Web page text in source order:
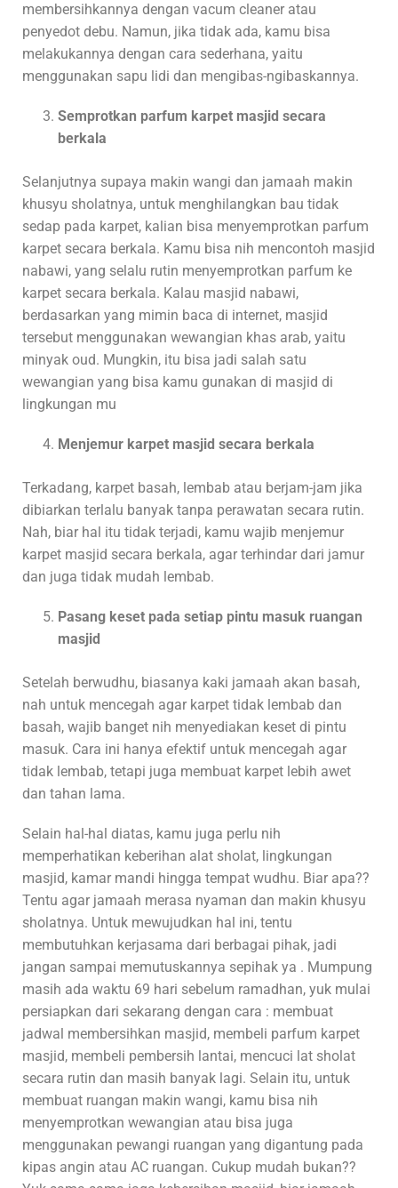
membersihkannya dengan vacum cleaner atau
penyedot debu. Namun, jika tidak ada, kamu bisa
melakukannya dengan cara sederhana, yaitu
menggunakan sapu lidi dan mengibas-ngibaskannya.
Semprotkan parfum karpet masjid secara
berkala
Selanjutnya supaya makin wangi dan jamaah makin
khusyu sholatnya, untuk menghilangkan bau tidak
sedap pada karpet, kalian bisa menyemprotkan parfum
karpet secara berkala. Kamu bisa nih mencontoh masjid
nabawi, yang selalu rutin menyemprotkan parfum ke
karpet secara berkala. Kalau masjid nabawi,
berdasarkan yang mimin baca di internet, masjid
tersebut menggunakan wewangian khas arab, yaitu
minyak oud. Mungkin, itu bisa jadi salah satu
wewangian yang bisa kamu gunakan di masjid di
lingkungan mu
Menjemur karpet masjid secara berkala
Terkadang, karpet basah, lembab atau berjam-jam jika
dibiarkan terlalu banyak tanpa perawatan secara rutin.
Nah, biar hal itu tidak terjadi, kamu wajib menjemur
karpet masjid secara berkala, agar terhindar dari jamur
dan juga tidak mudah lembab.
Pasang keset pada setiap pintu masuk ruangan
masjid
Setelah berwudhu, biasanya kaki jamaah akan basah,
nah untuk mencegah agar karpet tidak lembab dan
basah, wajib banget nih menyediakan keset di pintu
masuk. Cara ini hanya efektif untuk mencegah agar
tidak lembab, tetapi juga membuat karpet lebih awet
dan tahan lama.
Selain hal-hal diatas, kamu juga perlu nih
memperhatikan keberihan alat sholat, lingkungan
masjid, kamar mandi hingga tempat wudhu. Biar apa??
Tentu agar jamaah merasa nyaman dan makin khusyu
sholatnya. Untuk mewujudkan hal ini, tentu
membutuhkan kerjasama dari berbagai pihak, jadi
jangan sampai memutuskannya sepihak ya . Mumpung
masih ada waktu 69 hari sebelum ramadhan, yuk mulai
persiapkan dari sekarang dengan cara : membuat
jadwal membersihkan masjid, membeli parfum karpet
masjid, membeli pembersih lantai, mencuci lat sholat
secara rutin dan masih banyak lagi. Selain itu, untuk
membuat ruangan makin wangi, kamu bisa nih
menyemprotkan wewangian atau bisa juga
menggunakan pewangi ruangan yang digantung pada
kipas angin atau AC ruangan. Cukup mudah bukan??